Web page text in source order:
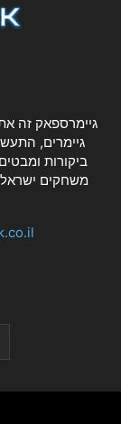
גיימרספאק זה
גיימרים,
ביקורות